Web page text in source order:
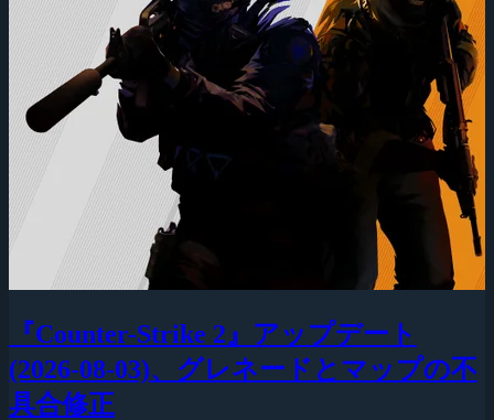
『Counter-Strike 2』アップデート
(2026-08-03)、グレネードとマップの不
具合修正